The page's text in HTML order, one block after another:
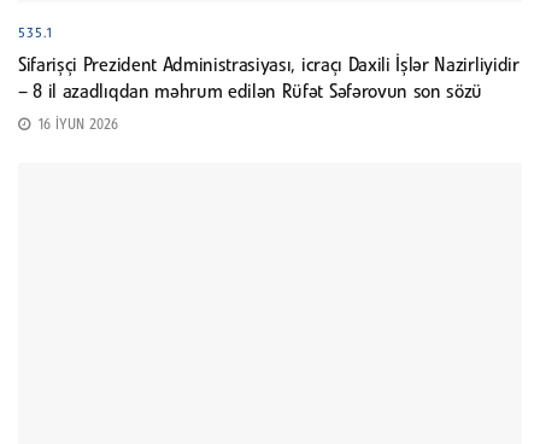
535.1
Sifarişçi Prezident Administrasiyası, icraçı Daxili İşlər Nazirliyidir
– 8 il azadlıqdan məhrum edilən Rüfət Səfərovun son sözü
16 İYUN 2026